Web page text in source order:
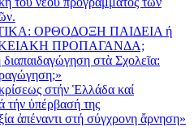
ΟΡΘΟΔΟΞΗ ΠΑΙΔΕΙΑ ή
ΠΡΟΠΑΓΑΝΔΑ;
διαπαιδαγώγηση στὰ Σχολεῖα:
κρίσεως στήν Ἑλλάδα καί
τήν ὑπέρβασή της
ἀπέναντι στή σύγχρονη ἄρνηση»